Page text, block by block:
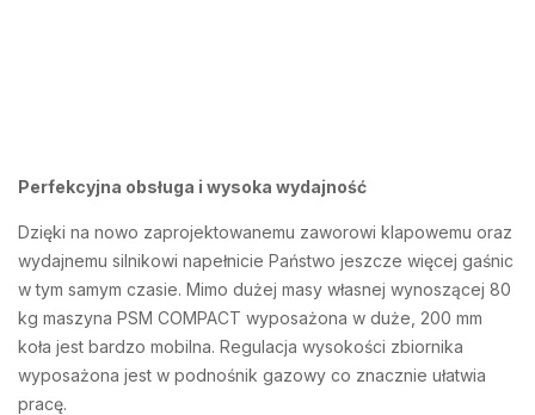
Perfekcyjna obsługa i wysoka wydajność
Dzięki na nowo zaprojektowanemu zaworowi klapowemu oraz
wydajnemu silnikowi napełnicie Państwo jeszcze więcej gaśnic
w tym samym czasie. Mimo dużej masy własnej wynoszącej 80
kg maszyna PSM COMPACT wyposażona w duże, 200 mm
koła jest bardzo mobilna. Regulacja wysokości zbiornika
wyposażona jest w podnośnik gazowy co znacznie ułatwia
pracę.